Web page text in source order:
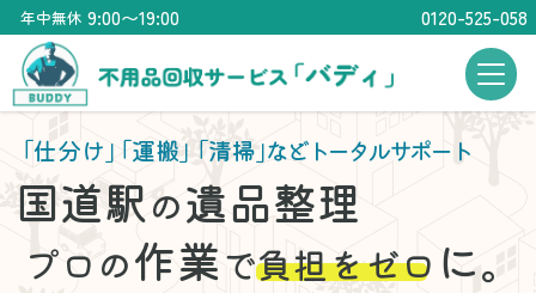
年中無休 9:00〜19:00 0120-525-058
「仕分け」「運搬」「清掃」などトータルサポート
国道駅の遺品整理
プロの作業で負担をゼロ に。